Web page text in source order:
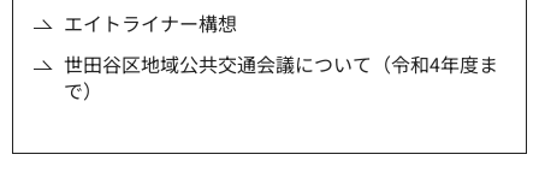
エイトライナー構想
世田谷区地域公共交通会議について（令和4年度ま
で）